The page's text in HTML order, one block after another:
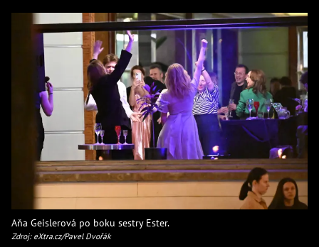
Aňa Geislerová po boku sestry Ester.
Zdroj: eXtra.cz/Pavel Dvořák